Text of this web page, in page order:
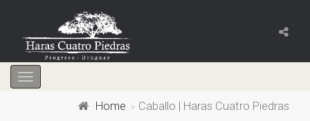
Toggle
Home Caballo | Haras Cuatro Piedras